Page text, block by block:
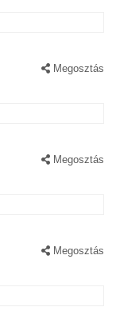
Megosztás
Megosztás
Megosztás